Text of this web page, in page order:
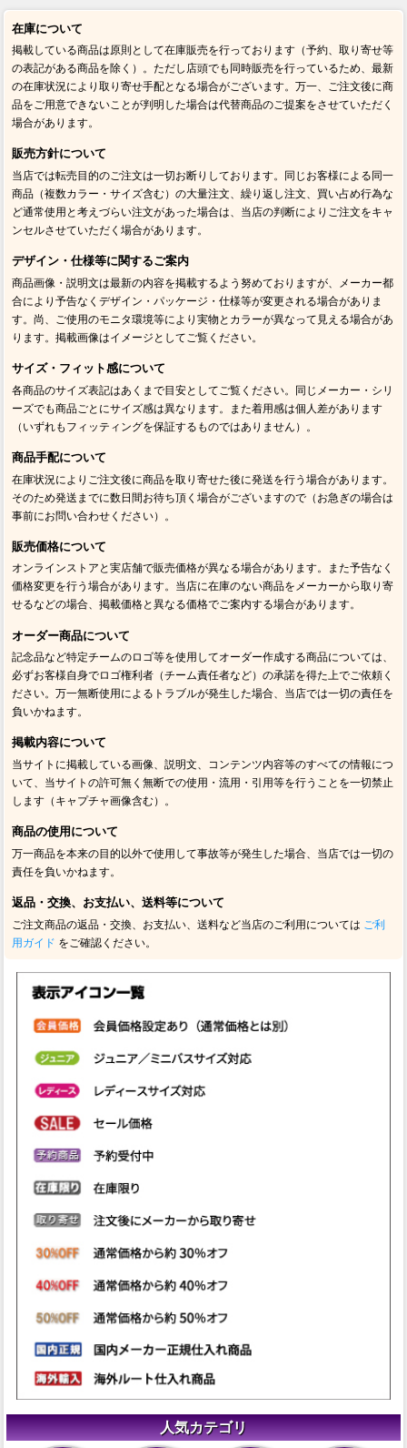
在庫について
掲載している商品は原則として在庫販売を行っております（予約、取り寄せ等
の表記がある商品を除く）。ただし店頭でも同時販売を行っているため、最新
の在庫状況により取り寄せ手配となる場合がございます。万一、ご注文後に商
品をご用意できないことが判明した場合は代替商品のご提案をさせていただく
場合があります。
販売方針について
当店では転売目的のご注文は一切お断りしております。同じお客様による同一
商品（複数カラー・サイズ含む）の大量注文、繰り返し注文、買い占め行為な
ど通常使用と考えづらい注文があった場合は、当店の判断によりご注文をキャ
ンセルさせていただく場合があります。
デザイン・仕様等に関するご案内
商品画像・説明文は最新の内容を掲載するよう努めておりますが、メーカー都
合により予告なくデザイン・パッケージ・仕様等が変更される場合がありま
す。尚、ご使用のモニタ環境等により実物とカラーが異なって見える場合があ
ります。掲載画像はイメージとしてご覧ください。
サイズ・フィット感について
各商品のサイズ表記はあくまで目安としてご覧ください。同じメーカー・シリ
ーズでも商品ごとにサイズ感は異なります。また着用感は個人差があります
（いずれもフィッティングを保証するものではありません）。
商品手配について
在庫状況によりご注文後に商品を取り寄せた後に発送を行う場合があります。
そのため発送までに数日間お待ち頂く場合がございますので（お急ぎの場合は
事前にお問い合わせください）。
販売価格について
オンラインストアと実店舗で販売価格が異なる場合があります。また予告なく
価格変更を行う場合があります。当店に在庫のない商品をメーカーから取り寄
せるなどの場合、掲載価格と異なる価格でご案内する場合があります。
オーダー商品について
記念品など特定チームのロゴ等を使用してオーダー作成する商品については、
必ずお客様自身でロゴ権利者（チーム責任者など）の承諾を得た上でご依頼く
ださい。万一無断使用によるトラブルが発生した場合、当店では一切の責任を
負いかねます。
掲載内容について
当サイトに掲載している画像、説明文、コンテンツ内容等のすべての情報につ
いて、当サイトの許可無く無断での使用・流用・引用等を行うことを一切禁止
します（キャプチャ画像含む）。
商品の使用について
万一商品を本来の目的以外で使用して事故等が発生した場合、当店では一切の
責任を負いかねます。
返品・交換、お支払い、送料等について
ご注文商品の返品・交換、お支払い、送料など当店のご利用については ご利
用ガイド をご確認ください。
人気カテゴリ